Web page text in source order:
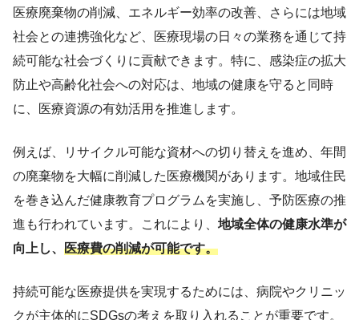
医療廃棄物の削減、エネルギー効率の改善、さらには地域
社会との連携強化など、医療現場の日々の業務を通じて持
続可能な社会づくりに貢献できます。特に、感染症の拡大
防止や高齢化社会への対応は、地域の健康を守ると同時
に、医療資源の有効活用を推進します。
例えば、リサイクル可能な資材への切り替えを進め、年間
の廃棄物を大幅に削減した医療機関があります。地域住民
を巻き込んだ健康教育プログラムを実施し、予防医療の推
進も行われています。これにより、 地域全体の健康水準が
向上し、 医療費の削減が可能です。
持続可能な医療提供を実現するためには、病院やクリニッ
クが主体的にSDGsの考えを取り入れることが重要です。